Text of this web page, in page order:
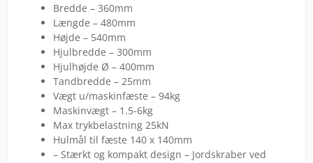
Bredde – 360mm
Længde – 480mm
Højde – 540mm
Hjulbredde – 300mm
Hjulhøjde Ø – 400mm
Tandbredde – 25mm
Vægt u/maskinfæste – 94kg
Maskinvægt – 1.5-6kg
Max trykbelastning 25kN
Hulmål til fæste 140 x 140mm
– Stærkt og kompakt design – Jordskraber ved